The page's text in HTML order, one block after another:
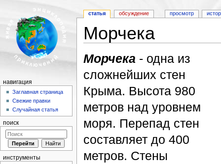
Морчека
Морчека- одна из
сложнейших стен
Крыма. Высота 980
метров над уровнем
моря. Перепад стен
составляет до 400
метров. Стены
статья обсуждение просмотр
навигация
Заглавная страница
Свежие правки
Случайная статья
поиск
инструменты